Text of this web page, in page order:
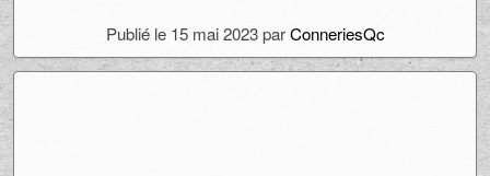
Publié le 15 mai 2023 parConneriesQc